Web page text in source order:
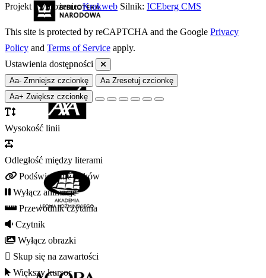
Projekt i wdrożenie:Krakweb Silnik: ICEberg CMS
This site is protected by reCAPTCHA and the Google Privacy
Policy and Terms of Service apply.
Ustawienia dostępności
Aa- Zmniejsz czcionkę Aa Zresetuj czcionkę
Aa+ Zwiększ czcionkę
Wysokość linii
Odległość między literami
Podświetlenie linków
Wyłącz animacje
Przewodnik czytania
Czytnik
Wyłącz obrazki
Skup się na zawartości
Większy kursor